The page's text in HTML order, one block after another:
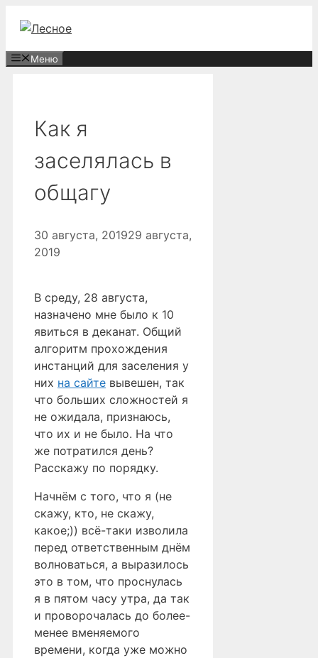
содержимому
Меню
Как я
заселялась в
общагу
30 августа, 201929 августа,
2019
В среду, 28 августа,
назначено мне было к 10
явиться в деканат. Общий
алгоритм прохождения
инстанций для заселения у
них на сайте вывешен, так
что больших сложностей я
не ожидала, признаюсь,
что их и не было. На что
же потратился день?
Расскажу по порядку.
Начнём с того, что я (не
скажу, кто, не скажу,
какое;)) всё-таки изволила
перед ответственным днём
волноваться, а выразилось
это в том, что проснулась
я в пятом часу утра, да так
и проворочалась до более-
менее вменяемого
времени, когда уже можно